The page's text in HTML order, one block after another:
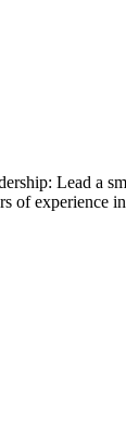
Lead a
of experience